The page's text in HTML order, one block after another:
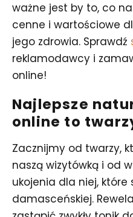
ważne jest by to, co
cenne i wartościowe
jego zdrowia. Sprawdź
reklamodawcy i
online!
Najlepsze
online to
Zacznijmy od twarzy,
naszą wizytówką i od
ukojenia dla niej,
damasceńskiej.